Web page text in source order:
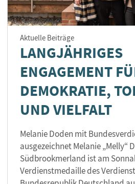
Aktuelle Beiträge
LANGJÄHRIGES
ENGAGEMENT
DEMOKRATIE,
UND VIELFALT
Melanie Doden mit
ausgezeichnet Melanie „Melly“
Südbrookmerland ist am
Verdienstmedaille des